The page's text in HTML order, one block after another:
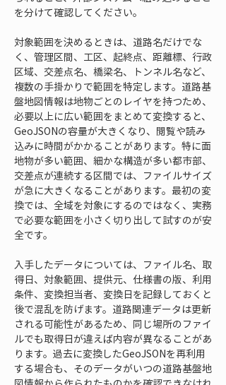
を分けて確認してください。
対象範囲を決めるときは、道路名だけでな
く、管理区間、工区、起終点、距離標、行政
区域、交差点名、橋梁名、トンネル名など、
複数の手掛かりで範囲を特定します。道路基
盤地図情報は地物ごとのレイヤを持つため、
必要以上に広い範囲をまとめて変換すると、
GeoJSONの容量が大きくなり、閲覧や読み
込みに時間がかかることがあります。特に面
地物が多い範囲、細かな構造が多い都市部、
交差点が連続する区間では、ファイルサイズ
が急に大きくなることがあります。最初の変
換では、全域を対象にするのではなく、実務
で必要な範囲を小さく切り出して試すのが安
全です。
入手したデータについては、ファイル名、取
得日、対象範囲、提供元、仕様書の版、利用
条件、変換担当者、変換日を記録しておくと
後で混乱を防げます。道路関連データは更新
される可能性があるため、同じ場所のファイ
ルでも取得日が違えば内容が異なることがあ
ります。過去に変換したGeoJSONを再利用
する場合も、そのデータがいつの道路基盤地